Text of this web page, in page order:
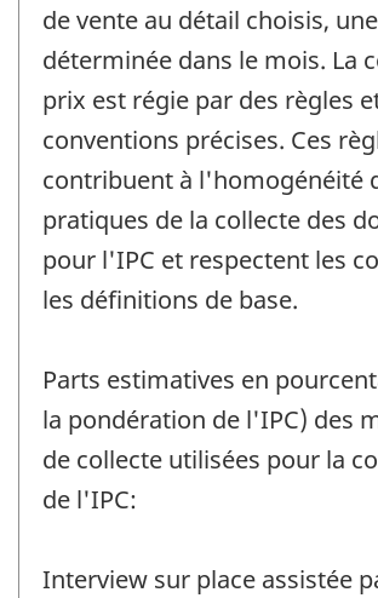
de vente au détail choisis,
déterminée dans le mois. La
prix est régie par des règles
conventions précises. Ces
contribuent à l'homogénéité
pratiques de la collecte des
pour l'IPC et respectent les
les définitions de base.
Parts estimatives en
la pondération de l'IPC) des
de collecte utilisées pour la
de l'IPC:
Interview sur place assistée